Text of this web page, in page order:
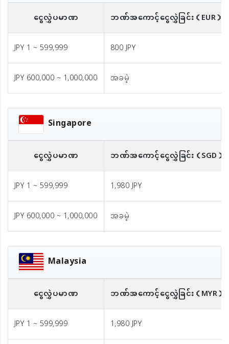
ငွေလွှဲပမာဏ ဘဏ်အကောင့်ငွေလွှဲခြင်း（EUR）
JPY 1 ~ 599,999
800 JPY
JPY 600,000 ~ 1,000,000
အခမဲ့
Singapore
ငွေလွှဲပမာဏ ဘဏ်အကောင့်ငွေလွှဲခြင်း（SGD）※
JPY 1 ~ 599,999
1,980 JPY
JPY 600,000 ~ 1,000,000
အခမဲ့
Malaysia
ငွေလွှဲပမာဏ ဘဏ်အကောင့်ငွေလွှဲခြင်း（MYR）
JPY 1 ~ 599,999
1,980 JPY